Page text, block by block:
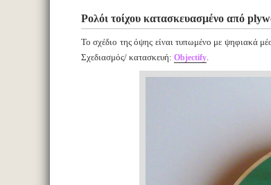
Ρολόι τοίχου κατασκευασμένο από
Το σχέδιο της όψης είναι τυπωμένο με ψηφιακά
Σχεδιασμός/ κατασκευή: Objectify.